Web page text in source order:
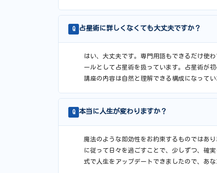
Q 占星術に詳しくなくても大丈夫ですか？
はい、大丈夫です。専門用語もできるだけ使
ールとして占星術を扱っています。占星術が
講座の内容は自然と理解できる構成になって
Q 本当に人生が変わりますか？
魔法のような即効性をお約束するものではあ
に従って日々を過ごすことで、少しずつ、確
式で人生をアップデートできましたので、あ